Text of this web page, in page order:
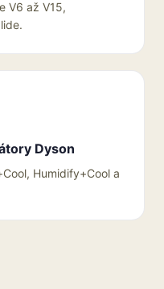
V6 až V15,
Dyson
Humidify+Cool a